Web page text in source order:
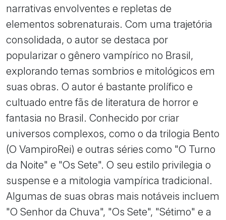
narrativas envolventes e repletas de
elementos sobrenaturais. Com uma trajetória
consolidada, o autor se destaca por
popularizar o gênero vampírico no Brasil,
explorando temas sombrios e mitológicos em
suas obras. O autor é bastante prolífico e
cultuado entre fãs de literatura de horror e
fantasia no Brasil. Conhecido por criar
universos complexos, como o da trilogia Bento
(O VampiroRei) e outras séries como "O Turno
da Noite" e "Os Sete". O seu estilo privilegia o
suspense e a mitologia vampírica tradicional.
Algumas de suas obras mais notáveis incluem
"O Senhor da Chuva", "Os Sete", "Sétimo" e a